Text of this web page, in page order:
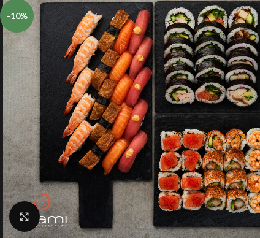
-10%
Klik for at forstørre